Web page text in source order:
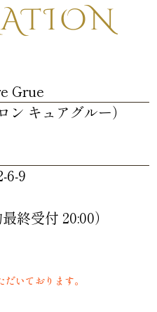
Grue
ン キュアグルー）
終受付 20:00）
いております。